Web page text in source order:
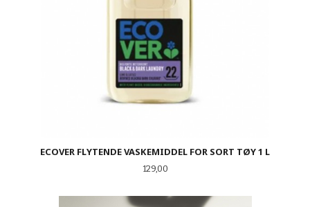
ECOVER FLYTENDE VASKEMIDDEL FOR SORT TØY 1 L
Pris
129,00